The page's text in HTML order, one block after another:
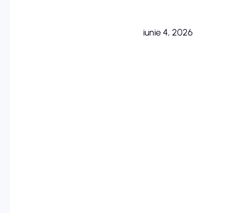
iunie 4, 2026